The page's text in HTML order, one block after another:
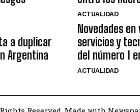
a duplicar
Argentina
ACTUALIDAD
Novedades
servicios y
del número 1
ACTUALIDAD